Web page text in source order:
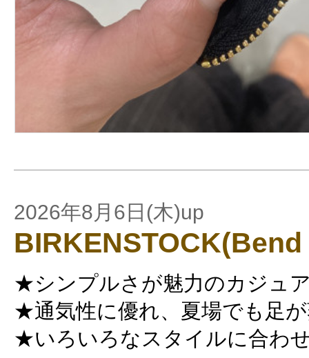
2026年8月6日(木)up
★シンプルさが魅力のカジュ
★通気性に優れ、夏場でも足
★いろいろなスタイルに合わ